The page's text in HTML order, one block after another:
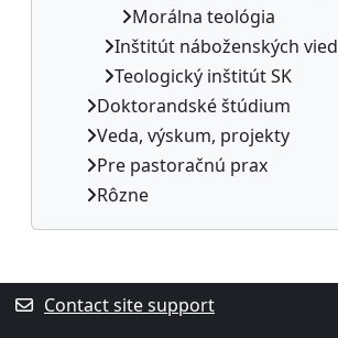
Morálna teológia
Inštitút náboženských vied
Teologický inštitút SK
Doktorandské štúdium
Veda, výskum, projekty
Pre pastoračnú prax
Rôzne
Supplementary blocks
Contact site support